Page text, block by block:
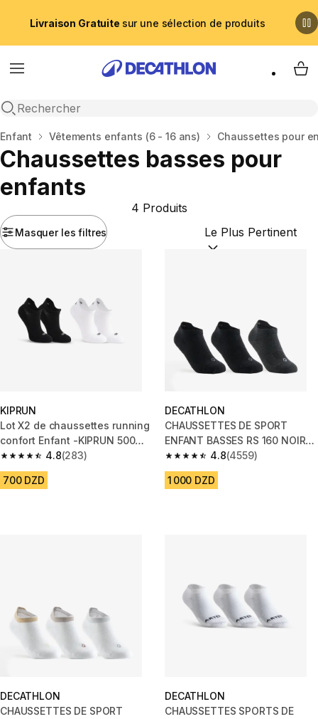
Livraison Gratuite sur une sélection de produits
Menu
Recherche ouverte
My
Accueil
Enfant Vêtements enfants (6 - 16 ans) Chaussettes pour
Chaussettes basses pour
enfants
Masquer les filtres
4 Produits
Trier par :(optional)
KIPRUN
Lot X2 de chaussettes running
confort Enfant -KIPRUN 500
INV noires et blanches
4.8
4.8 out of 5 stars from 283 reviews
(283)
700 DZD
DECATHLON
CHAUSSETTES DE SPORT
ENFANT BASSES RS 160 NOIR
NOIR GRIS LOT DE 3.
4.8
4.8 out of 5 stars from 4559
(4559)
1 000 DZD
DECATHLON
CHAUSSETTES DE SPORT
DECATHLON
CHAUSSETTES SPORTS DE